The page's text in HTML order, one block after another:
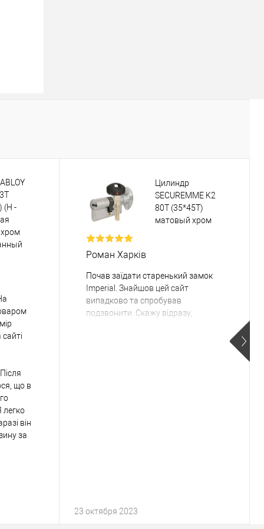
(H -
що в
легко
він
за
Цилиндр
SECUREMME K2
80T (35*45T)
матовый хром
Роман Харків
Почав заїдати старенький замок
Imperial. Знайшов цей сайт
випадково та спробував
подзвонити. Скажу відразу,
комплектація та сам виріб дуже
якісний. Вже стоїть десь півроку та
23 октября 2023